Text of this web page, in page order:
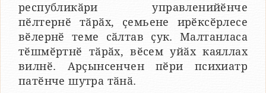
республикӑри управленийӗнче
пӗлтернӗ тӑрӑх, ҫемьене ирӗксӗрлесе
вӗлернӗ теме сӑлтав ҫук. Малтанласа
тӗшмӗртнӗ тӑрӑх, вӗсем уйӑх каяллах
вилнӗ. Арҫынсенчен пӗри психиатр
патӗнче шутра тӑнӑ.